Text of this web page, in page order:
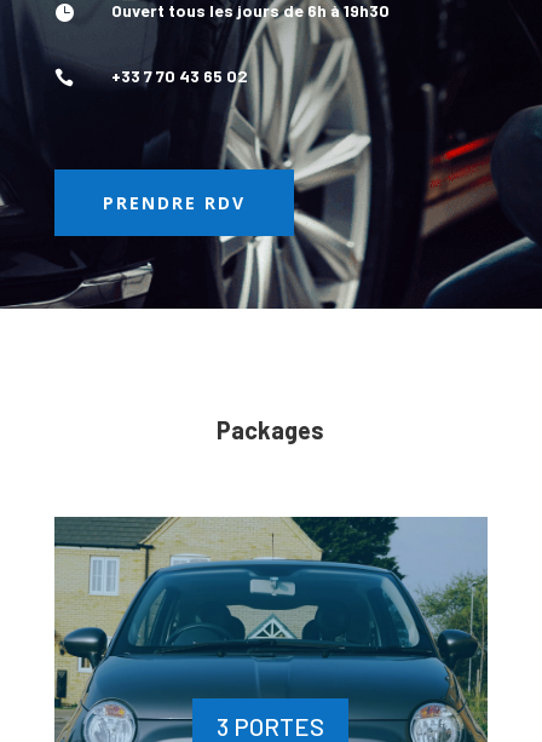
 Ouvert tous les jours de 6h à 19h30
 +33 7 70 43 65 02
PRENDRE RDV
Packages
3 PORTES